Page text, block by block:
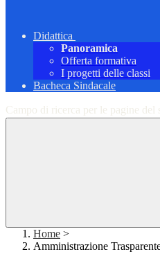
Didattica
Panoramica
Offerta formativa
I progetti delle classi
Bacheca Sindacale
Campo di ricerca per le pagine del
Home >
Amministrazione